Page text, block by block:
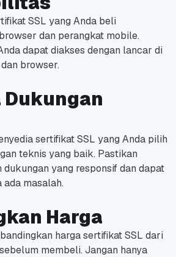
SSL yang Anda beli
dan perangkat mobile.
dapat diakses dengan lancar di
browser.
Dukungan
sertifikat SSL yang Anda pilih
teknis yang baik. Pastikan
yang responsif dan dapat
masalah.
Harga
harga sertifikat SSL dari
membeli. Jangan hanya